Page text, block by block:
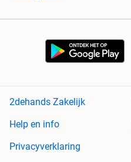
2dehands Zakelijk
Help en info
Privacyverklaring